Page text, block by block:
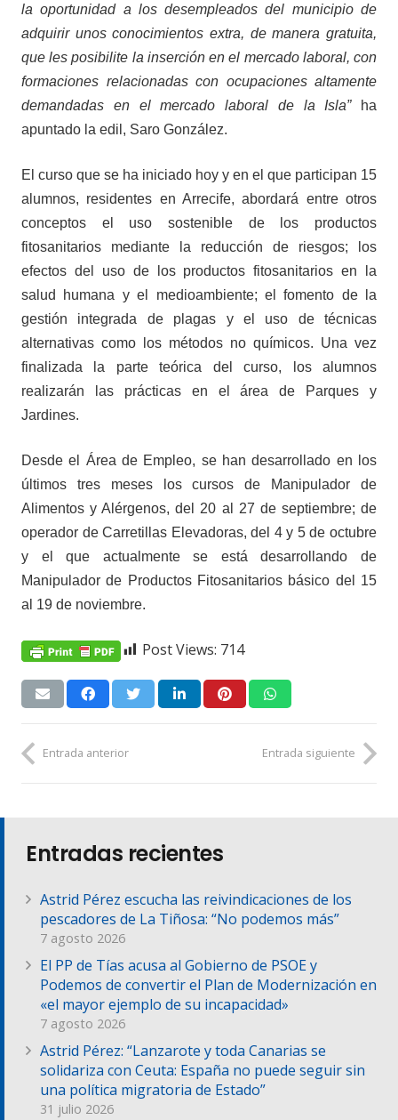
la oportunidad a los desempleados del municipio de
adquirir unos conocimientos extra, de manera gratuita,
que les posibilite la inserción en el mercado laboral, con
formaciones relacionadas con ocupaciones altamente
demandadas en el mercado laboral de la Isla”ha
apuntado la edil, Saro González.
El curso que se ha iniciado hoy y en el que participan 15
alumnos, residentes en Arrecife, abordará entre otros
conceptos el uso sostenible de los productos
fitosanitarios mediante la reducción de riesgos; los
efectos del uso de los productos fitosanitarios en la
salud humana y el medioambiente; el fomento de la
gestión integrada de plagas y el uso de técnicas
alternativas como los métodos no químicos. Una vez
finalizada la parte teórica del curso, los alumnos
realizarán las prácticas en el área de Parques y
Jardines.
Desde el Área de Empleo, se han desarrollado en los
últimos tres meses los cursos de Manipulador de
Alimentos y Alérgenos, del 20 al 27 de septiembre; de
operador de Carretillas Elevadoras, del 4 y 5 de octubre
y el que actualmente se está desarrollando de
Manipulador de Productos Fitosanitarios básico del 15
al 19 de noviembre.
Post Views: 714
Entrada anterior Entrada siguiente
Entradas recientes
Astrid Pérez escucha las reivindicaciones de los
pescadores de La Tiñosa: “No podemos más”
7 agosto 2026
El PP de Tías acusa al Gobierno de PSOE y
Podemos de convertir el Plan de Modernización en
«el mayor ejemplo de su incapacidad»
7 agosto 2026
Astrid Pérez: “Lanzarote y toda Canarias se
solidariza con Ceuta: España no puede seguir sin
una política migratoria de Estado”
31 julio 2026